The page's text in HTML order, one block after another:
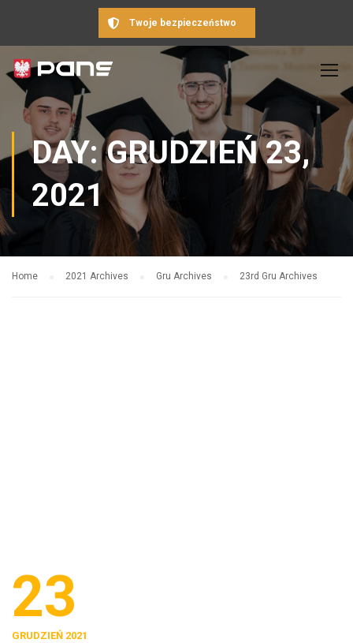
Twoje bezpieczeństwo
DAY: GRUDZIEŃ 23,
2021
Home 2021 Archives Gru Archives 23rd Gru Archives
23
GRUDZIEŃ 2021